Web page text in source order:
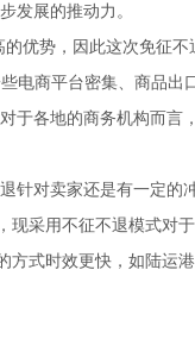
发展的推动力。
优势，因此这次免征
电商平台密集、商品
于各地的商务机构而
针对卖家还是有一定
现采用不征不退模式对
方式时效更快，如陆运